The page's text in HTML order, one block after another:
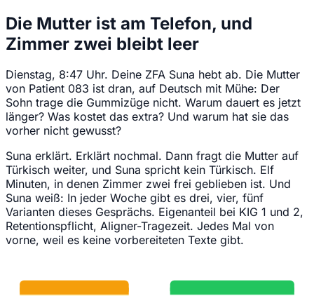
Die Mutter ist am Telefon, und
Zimmer zwei bleibt leer
Dienstag, 8:47 Uhr. Deine ZFA Suna hebt ab. Die Mutter
von Patient 083 ist dran, auf Deutsch mit Mühe: Der
Sohn trage die Gummizüge nicht. Warum dauert es jetzt
länger? Was kostet das extra? Und warum hat sie das
vorher nicht gewusst?
Suna erklärt. Erklärt nochmal. Dann fragt die Mutter auf
Türkisch weiter, und Suna spricht kein Türkisch. Elf
Minuten, in denen Zimmer zwei frei geblieben ist. Und
Suna weiß: In jeder Woche gibt es drei, vier, fünf
Varianten dieses Gesprächs. Eigenanteil bei KIG 1 und 2,
Retentionspflicht, Aligner-Tragezeit. Jedes Mal von
vorne, weil es keine vorbereiteten Texte gibt.